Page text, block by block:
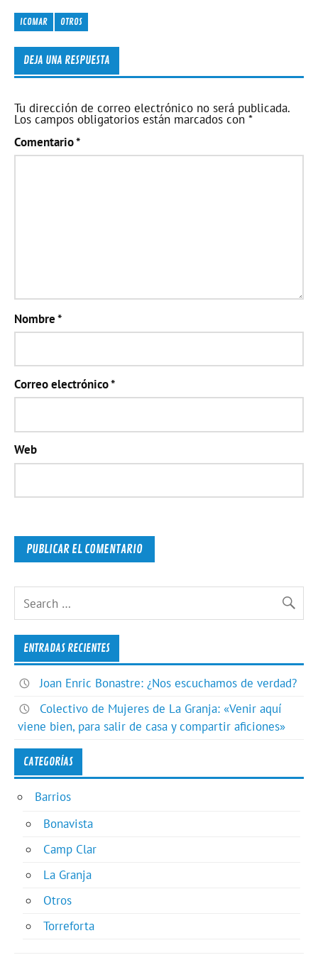
ICOMAR OTROS
DEJA UNA RESPUESTA
Tu dirección de correo electrónico no será publicada.
Los campos obligatorios están marcados con*
Comentario*
Nombre*
Correo electrónico*
Web
ENTRADAS RECIENTES
Joan Enric Bonastre: ¿Nos escuchamos de verdad?
Colectivo de Mujeres de La Granja: «Venir aquí
viene bien, para salir de casa y compartir aficiones»
CATEGORÍAS
Barrios
Bonavista
Camp Clar
La Granja
Otros
Torreforta